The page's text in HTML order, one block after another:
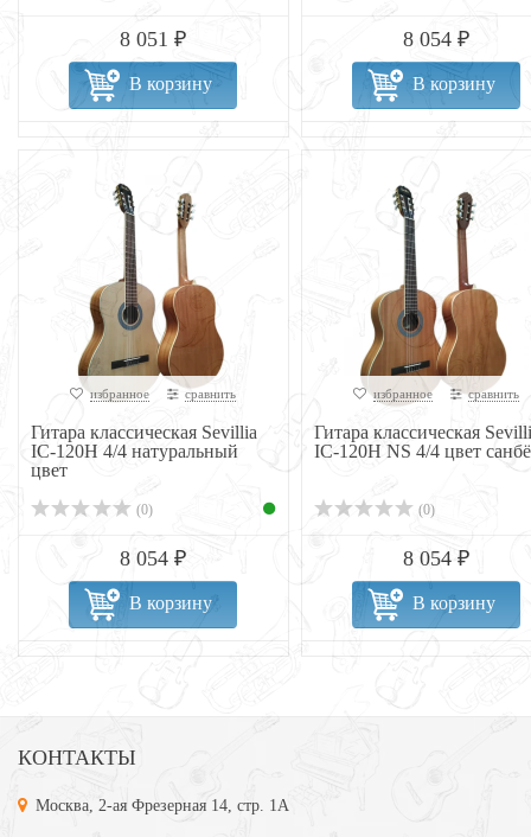
8 051 ₽
В корзину
8 054 ₽
В корзину
избранное сравнить
Гитара классическая Sevillia
IC-120H 4/4 натуральный
цвет
(0)
8 054 ₽
В корзину
избранное сравнить
Гитара классическая
IC-120H NS 4/4 цвет
(0)
8 054 ₽
В корзину
КОНТАКТЫ
Москва, 2-ая Фрезерная 14, стр. 1А